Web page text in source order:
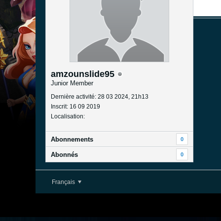
amzounslide95
Junior Member
Dernière activité: 28 03 2024, 21h13
Inscrit: 16 09 2019
Localisation:
Abonnements 0
Abonnés 0
Français